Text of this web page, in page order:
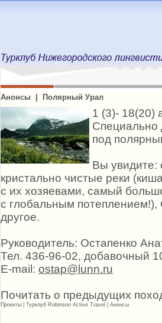
Анонсы | Полярный Урал
1 (3)- 18(20)
Специально
под
Вы увидите:
кристально чистые реки
с их хозяевами, самый
с глобальным
другое.
Руководитель: Остапенко
Тел. 436-96-02, добавочный
E-mail: ostap@lunn.ru
Почитать о предыдущих
Проекты Турклуб Robinson Active Travel Анонсы